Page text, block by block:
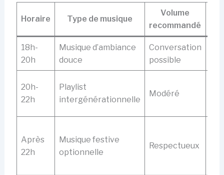
Horaire Type de musique
Volume
recommandé
18h-
20h
Musique d’ambiance
douce
Conversation
possible
20h-
22h
Playlist
intergénérationnelle
Modéré
Après
22h
Musique festive
optionnelle
Respectueux